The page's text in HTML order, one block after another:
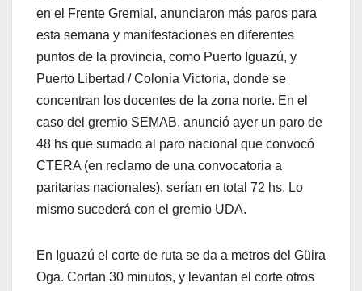
en el Frente Gremial, anunciaron más paros para
esta semana y manifestaciones en diferentes
puntos de la provincia, como Puerto Iguazú, y
Puerto Libertad / Colonia Victoria, donde se
concentran los docentes de la zona norte. En el
caso del gremio SEMAB, anunció ayer un paro de
48 hs que sumado al paro nacional que convocó
CTERA (en reclamo de una convocatoria a
paritarias nacionales), serían en total 72 hs. Lo
mismo sucederá con el gremio UDA.
En Iguazú el corte de ruta se da a metros del Güira
Oga. Cortan 30 minutos, y levantan el corte otros